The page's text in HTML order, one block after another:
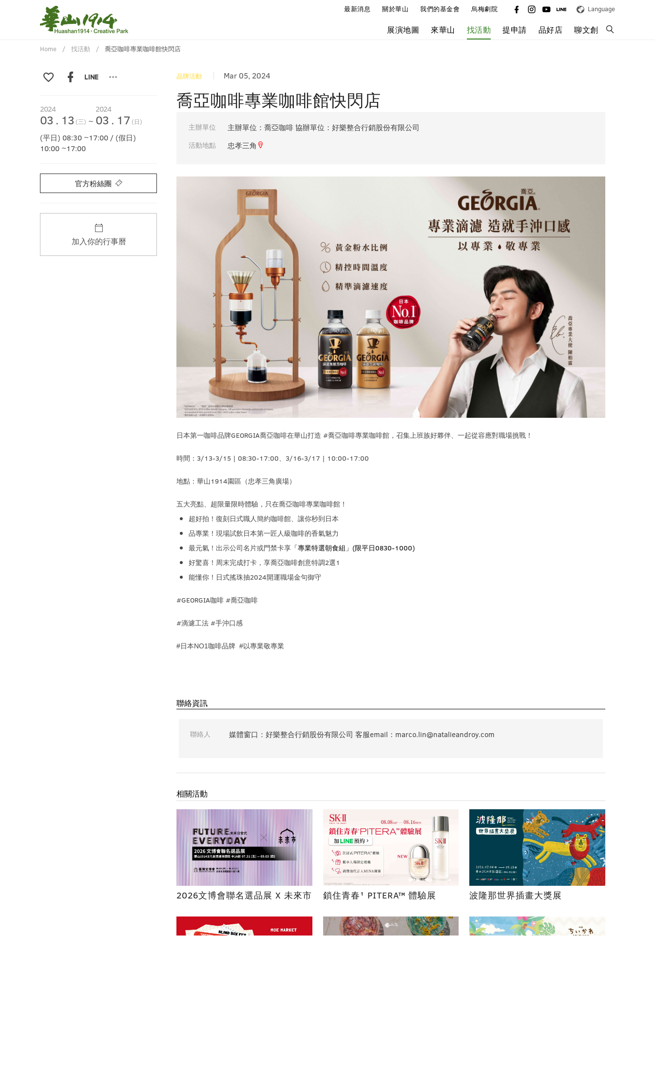
最新消息 關於華山 我們的基金會 烏梅劇院 Language
展演地圖 來華山 找活動 提申請 品好店 聊文創
Home 找活動 喬亞咖啡專業咖啡館快閃店
2024
03 . 13 (三) ~
2024
03 . 17 (日)
(平日) 08:30 ~17:00 / (假日)
10:00 ~17:00
加入你的行事曆
品牌活動 Mar 05, 2024
喬亞咖啡專業咖啡館快閃店
主辦單位 主辦單位：喬亞咖啡 協辦單位：好樂整合行銷股份有限公司
活動地點 忠孝三角
日本第一咖啡品牌GEORGIA喬亞咖啡在華山打造 #喬亞咖啡專業咖啡館，召集上班族好夥伴、一起從容應對職場挑戰！
時間： 3/13-3/15 | 08:30-17:00、 3/16-3/17 | 10:00-17:00
地點：華山1914園區（忠孝三角廣場）
五大亮點、超限量限時體驗，只在喬亞咖啡專業咖啡館！
超好拍！復刻日式職人簡約咖啡館、讓你秒到日本
品專業！現場試飲日本第一匠人級咖啡的香氣魅力
最元氣！出示公司名片或門禁卡享 「專業特選朝食組」 (限平日0830-1000)
好驚喜！周末完成打卡，享喬亞咖啡創意特調2選1
能懂你！日式搖珠抽2024開運職場金句御守
#GEORGIA咖啡 #喬亞咖啡
#滴濾工法 #手沖口感
#日本NO1咖啡品牌 #以專業敬專業
聯絡資訊
聯絡人 媒體窗口：好樂整合行銷股份有限公司 客服email：marco.lin@natalieandroy.com
相關活動
2026文博會聯名選品展 X 未來市 鎖住青春¹ PITERA™ 體驗展 波隆那世界插畫大獎展